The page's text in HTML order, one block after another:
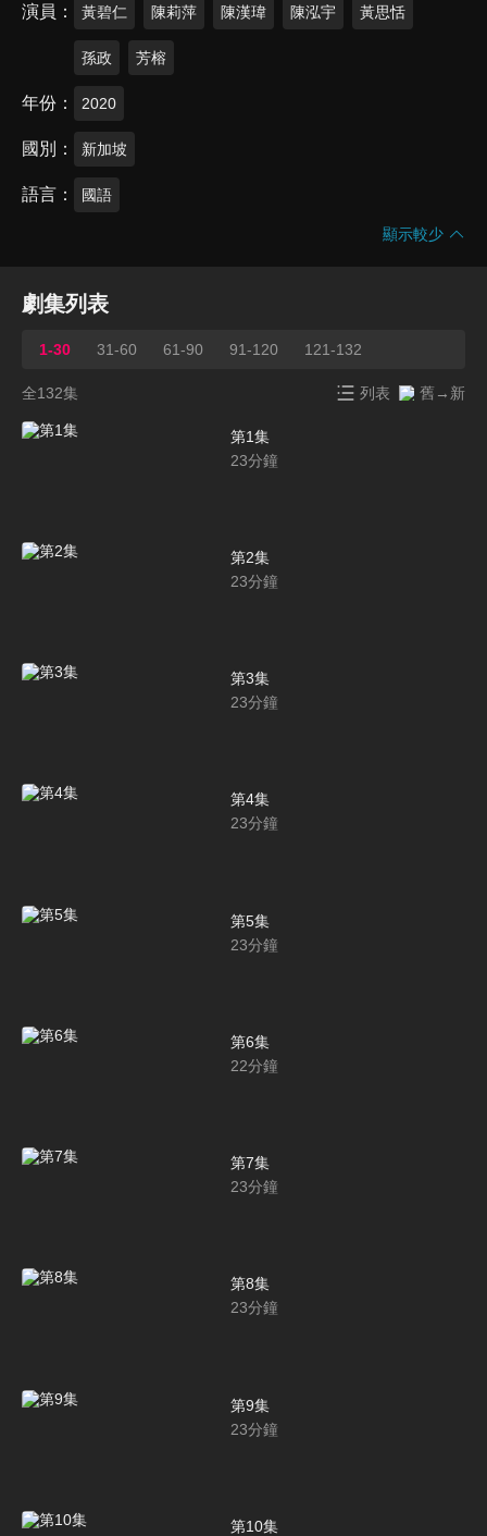
演員 黃碧仁 陳莉萍 陳漢瑋 陳泓宇 黃思恬
孫政 芳榕
年份 2020
國別 新加坡
語言 國語
顯示較少
劇集列表
1-30 31-60 61-90 91-120 121-132
全132集 列表 舊→新
第1集
23分鐘
第2集
23分鐘
第3集
23分鐘
第4集
23分鐘
第5集
23分鐘
第6集
22分鐘
第7集
23分鐘
第8集
23分鐘
第9集
23分鐘
第10集